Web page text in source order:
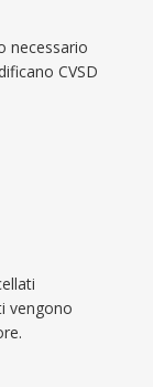
necessario
CVSD
vengono